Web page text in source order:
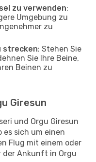
zu verwenden:
Umgebung zu
zu
strecken: Stehen Sie
Sie Ihre Beine,
Beinen zu
Giresun
und Orgu Giresun
es sich um einen
Flug mit einem oder
der Ankunft in Orgu